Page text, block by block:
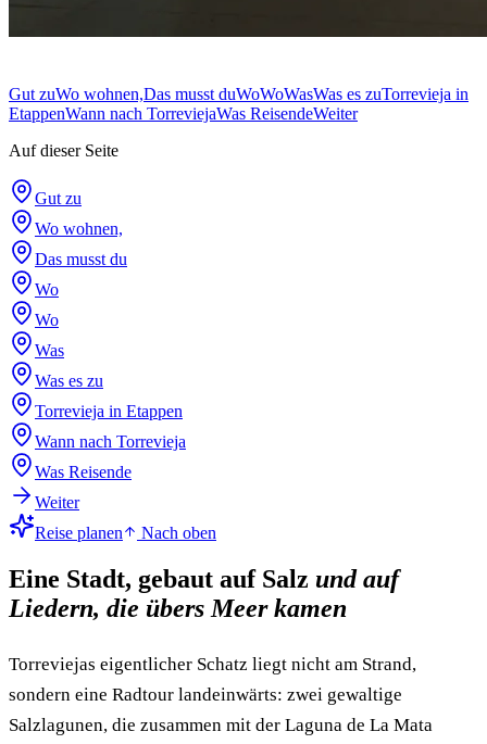
Gut zuWo wohnen,Das musst duWoWoWasWas es zuTorrevieja in
EtappenWann nach TorreviejaWas ReisendeWeiter
Auf dieser Seite
Gut zu
Wo wohnen,
Das musst du
Wo
Wo
Was
Was es zu
Torrevieja in Etappen
Wann nach Torrevieja
Was Reisende
Weiter
Reise planen
Nach oben
Eine Stadt, gebaut auf Salz und auf
Liedern, die übers Meer kamen
Torreviejas eigentlicher Schatz liegt nicht am Strand,
sondern eine Radtour landeinwärts: zwei gewaltige
Salzlagunen, die zusammen mit der Laguna de La Mata